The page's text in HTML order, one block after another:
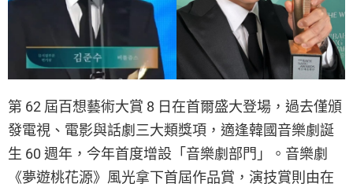
第 62 屆百想藝術大賞 8 日在首爾盛大登場，過去僅頒
發電視、電影與話劇三大類獎項，適逢韓國音樂劇誕
生 60 週年，今年首度增設「音樂劇部門」。音樂劇
《夢遊桃花源》風光拿下首屆作品賞，演技賞則由在